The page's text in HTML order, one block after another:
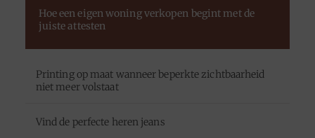
Hoe een eigen woning verkopen begint met de
juiste attesten
Printing op maat wanneer beperkte zichtbaarheid
niet meer volstaat
Vind de perfecte heren jeans